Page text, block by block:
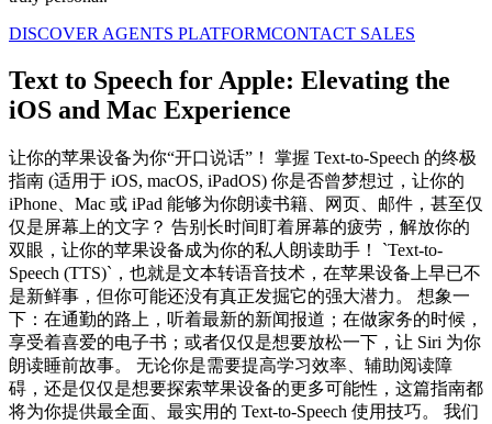
DISCOVER AGENTS PLATFORMCONTACT SALES
Text to Speech for Apple: Elevating the
iOS and Mac Experience
让你的苹果设备为你“开口说话”！ 掌握 Text-to-Speech 的终极
指南 (适用于 iOS, macOS, iPadOS) 你是否曾梦想过，让你的
iPhone、Mac 或 iPad 能够为你朗读书籍、网页、邮件，甚至仅
仅是屏幕上的文字？ 告别长时间盯着屏幕的疲劳，解放你的
双眼，让你的苹果设备成为你的私人朗读助手！ `Text-to-
Speech (TTS)`，也就是文本转语音技术，在苹果设备上早已不
是新鲜事，但你可能还没有真正发掘它的强大潜力。 想象一
下：在通勤的路上，听着最新的新闻报道；在做家务的时候，
享受着喜爱的电子书；或者仅仅是想要放松一下，让 Siri 为你
朗读睡前故事。 无论你是需要提高学习效率、辅助阅读障
碍，还是仅仅是想要探索苹果设备的更多可能性，这篇指南都
将为你提供最全面、最实用的 Text-to-Speech 使用技巧。 我们